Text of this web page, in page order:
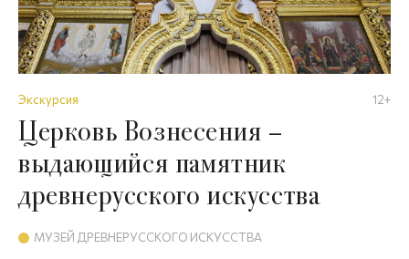
Экскурсия 12+
Церковь Вознесения –
выдающийся памятник
древнерусского искусства
МУЗЕЙ ДРЕВНЕРУССКОГО ИСКУССТВА